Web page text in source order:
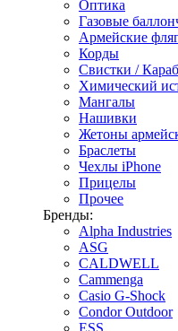
Оптика
Газовые
Армейские
Корды
Свистки /
Химический
Мангалы
Нашивки
Жетоны
Браслеты
Чехлы iPhone
Прицелы
Прочее
Бренды:
Alpha Industries
ASG
CALDWELL
Cammenga
Casio G-Shock
Condor Outdoor
ESS